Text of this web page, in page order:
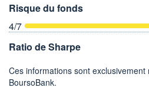
Risque du fonds
4/7
Ratio de Sharpe
Ces informations sont
BoursoBank.